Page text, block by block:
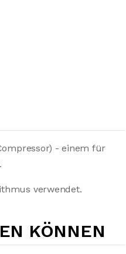
- einem für
verwendet.
KÖNNEN